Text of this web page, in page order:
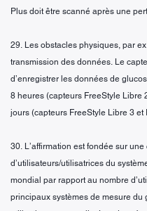
Plus doit être scanné après une
29. Les obstacles physiques, par
transmission des données. Le
d’enregistrer les données de
8 heures (capteurs FreeStyle Libre
jours (capteurs FreeStyle Libre 3 et
30. L’affirmation est fondée sur
d’utilisateurs/utilisatrices du
mondial par rapport au nombre
principaux systèmes de mesure